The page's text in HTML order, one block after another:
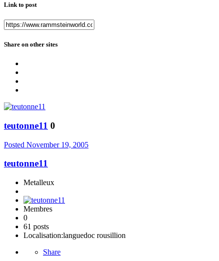
Link to post
Share on other sites
teutonne11 0
Posted November 19, 2005
teutonne11
Metalleux
Membres
0
61 posts
Localisation:languedoc rousillion
Share